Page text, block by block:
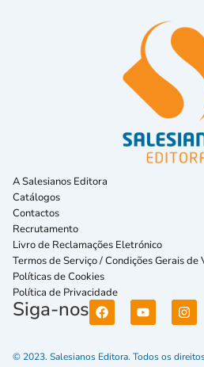
A Salesianos Editora
Catálogos
Contactos
Recrutamento
Livro de Reclamações Eletrónico
Termos de Serviço / Condições Gerais de
Políticas de Cookies
Política de Privacidade
Siga-nos
© 2023. Salesianos Editora. Todos os